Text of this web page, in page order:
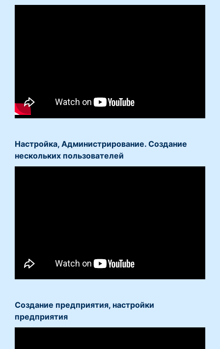
Настройка, Администрирование. Создание
нескольких пользователей
Создание предприятия, настройки
предприятия